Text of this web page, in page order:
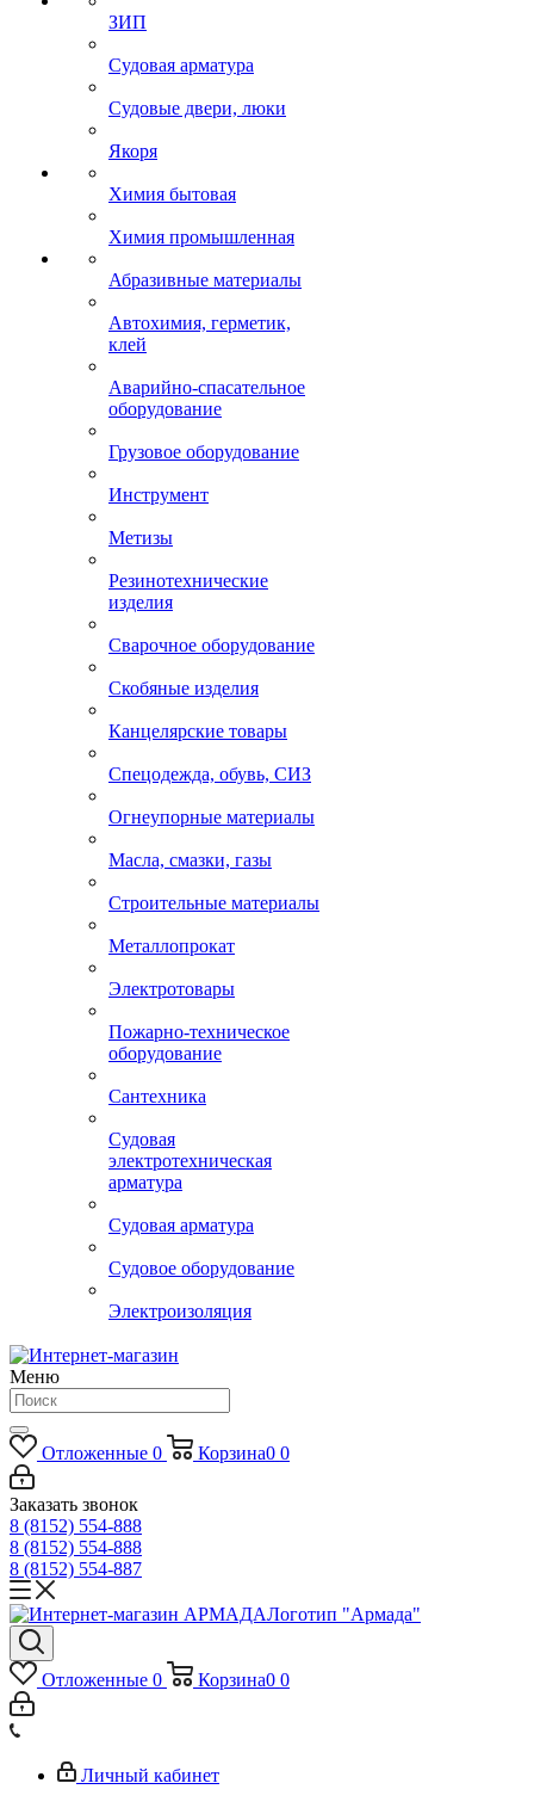
ЗИП
Судовая арматура
Судовые двери, люки
Якоря
Химия бытовая
Химия промышленная
Абразивные материалы
Автохимия, герметик,
клей
Аварийно-спасательное
оборудование
Грузовое оборудование
Инструмент
Метизы
Резинотехнические
изделия
Сварочное оборудование
Скобяные изделия
Канцелярские товары
Спецодежда, обувь, СИЗ
Огнеупорные материалы
Масла, смазки, газы
Строительные материалы
Металлопрокат
Электротовары
Пожарно-техническое
оборудование
Сантехника
Судовая
электротехническая
арматура
Судовая арматура
Судовое оборудование
Электроизоляция
Меню
Отложенные 0 Корзина0 0
Заказать звонок
8 (8152) 554-888
8 (8152) 554-888
8 (8152) 554-887
Логотип "Армада"
Отложенные 0 Корзина0 0
Личный кабинет